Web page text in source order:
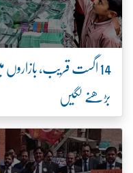
14 اگست قریب،
بڑھنے لگیں